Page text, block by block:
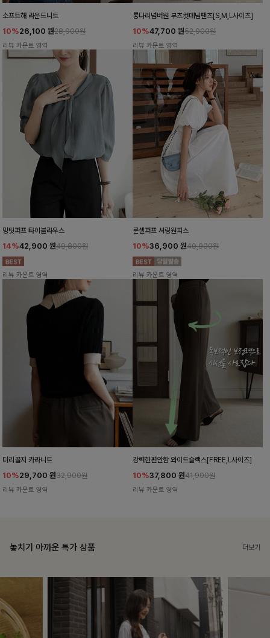
소프트해 라운드니트
10%26,100 원28,900원
리뷰 카운트 영역
롱다리넘버원 부츠컷데님팬츠[S,M,L사이즈]
10%47,700 원52,900원
리뷰 카운트 영역
밍팃퍼프 타이블라우스
14%42,900 원49,800원
리뷰 카운트 영역
룬셀퍼프 셔링원피스
10%36,900 원40,900원
리뷰 카운트 영역
더리골지 카라니트
10%29,700 원32,900원
리뷰 카운트 영역
강력한편안함 와이드슬랙스[FREE,L사이즈]
10%37,800 원41,900원
리뷰 카운트 영역
놓치기 아까운 특가 상품 더보기